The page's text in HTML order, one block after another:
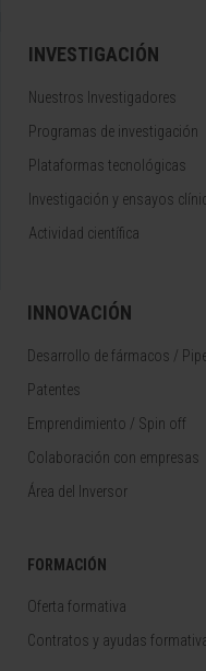
INVESTIGACIÓN
Nuestros Investigadores
Programas de investigación
Plataformas tecnológicas
Investigación y ensayos
Actividad científica
INNOVACIÓN
Desarrollo de fármacos /
Patentes
Emprendimiento / Spin off
Colaboración con empresas
Área del Inversor
FORMACIÓN
Oferta formativa
Contratos y ayudas